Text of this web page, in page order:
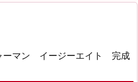
マン イージーエイト 完成